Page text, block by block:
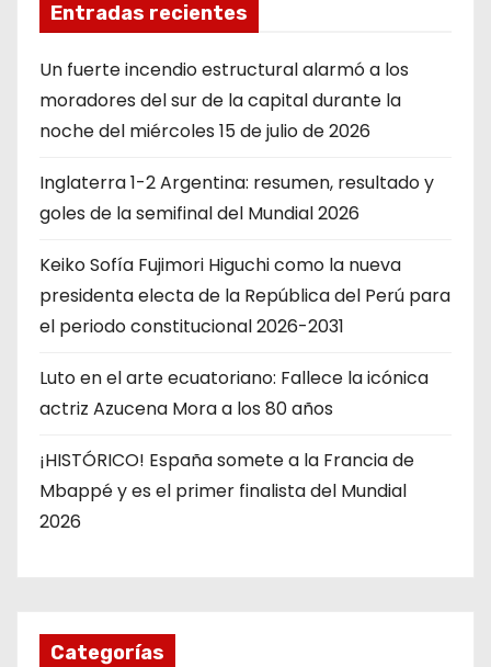
Entradas recientes
Un fuerte incendio estructural alarmó a los
moradores del sur de la capital durante la
noche del miércoles 15 de julio de 2026
Inglaterra 1-2 Argentina: resumen, resultado y
goles de la semifinal del Mundial 2026
Keiko Sofía Fujimori Higuchi como la nueva
presidenta electa de la República del Perú para
el periodo constitucional 2026-2031
Luto en el arte ecuatoriano: Fallece la icónica
actriz Azucena Mora a los 80 años
¡HISTÓRICO! España somete a la Francia de
Mbappé y es el primer finalista del Mundial
2026
Categorías